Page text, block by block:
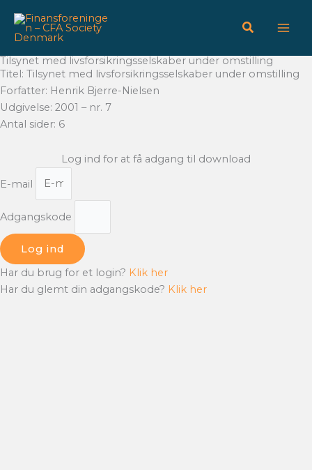
indholdet
Tilsynet med livsforsikringsselskaber under omstilling
Titel: Tilsynet med livsforsikringsselskaber under omstilling
Forfatter: Henrik Bjerre-Nielsen
Udgivelse: 2001 – nr. 7
Antal sider: 6
Log ind for at få adgang til download
E-mail
Adgangskode
Log ind
Har du brug for et login? Klik her
Har du glemt din adgangskode? Klik her